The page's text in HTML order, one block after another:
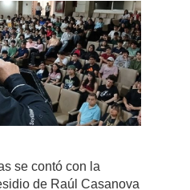
se contó con la
de Raúl Casanova